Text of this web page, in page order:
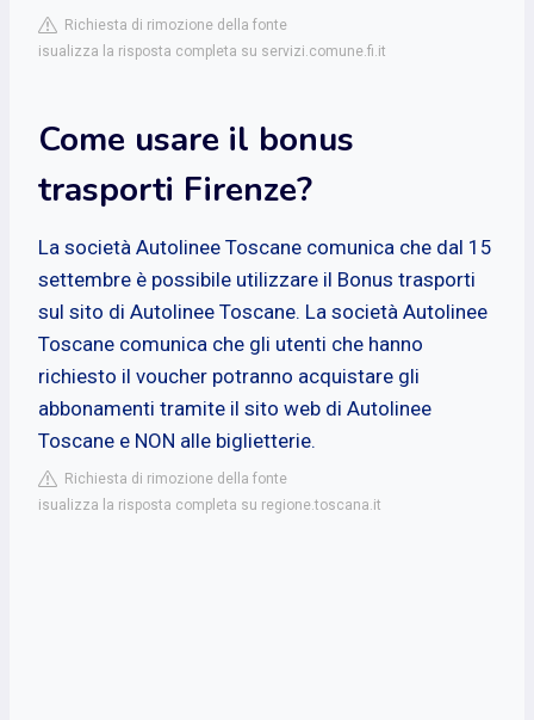
Richiesta di rimozione della fonte
isualizza la risposta completa su servizi.comune.fi.it
Come usare il bonus
trasporti Firenze?
La società Autolinee Toscane comunica che dal 15
settembre è possibile utilizzare il Bonus trasporti
sul sito di Autolinee Toscane. La società Autolinee
Toscane comunica che gli utenti che hanno
richiesto il voucher potranno acquistare gli
abbonamenti tramite il sito web di Autolinee
Toscane e NON alle biglietterie.
Richiesta di rimozione della fonte
isualizza la risposta completa su regione.toscana.it